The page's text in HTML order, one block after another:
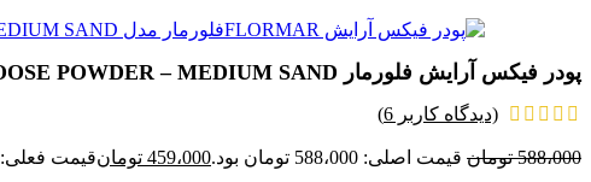
پودر فیکس آرایش فلورمار FLORMAR LOOSE POWDER – MEDIUM SAND شماره003 حجم18g اصل
(دیدگاه کاربر 6
)
588،000 تومان قیمت اصلی: 588،000 تومان بود. 459،000 تومانقیمت فعلی: 459،000 تومان.